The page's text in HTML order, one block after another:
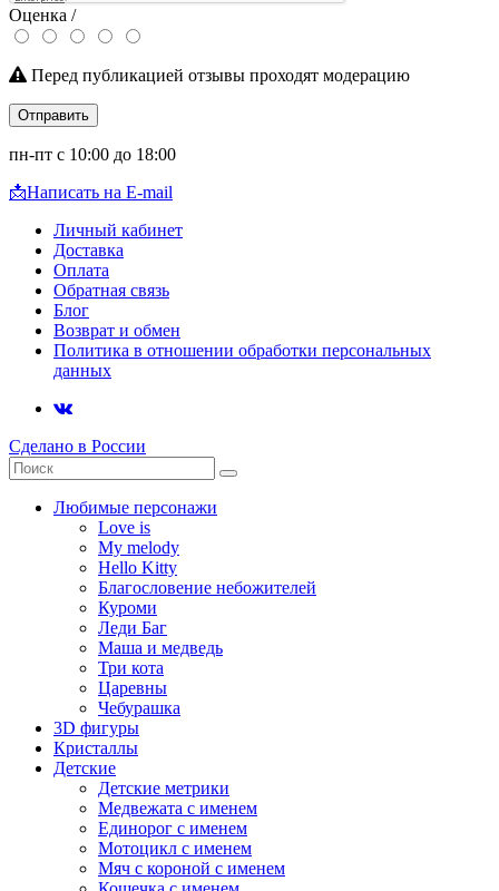
Оценка /
Перед публикацией отзывы проходят модерацию
Отправить
пн-пт с 10:00 до 18:00
📩Написать на E-mail
Личный кабинет
Доставка
Оплата
Обратная связь
Блог
Возврат и обмен
Политика в отношении обработки персональных
данных
Сделано в России
Любимые персонажи
Love is
My melody
Hello Kitty
Благословение небожителей
Куроми
Леди Баг
Маша и медведь
Три кота
Царевны
Чебурашка
3D фигуры
Кристаллы
Детские
Детские метрики
Медвежата с именем
Единорог с именем
Мотоцикл с именем
Мяч с короной с именем